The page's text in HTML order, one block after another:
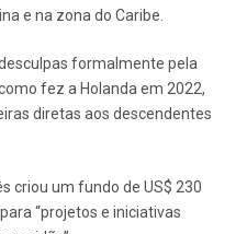
e na zona do Caribe.
formalmente pela
fez a Holanda em 2022,
diretas aos descendentes
criou um fundo de US$ 230
“projetos e iniciativas